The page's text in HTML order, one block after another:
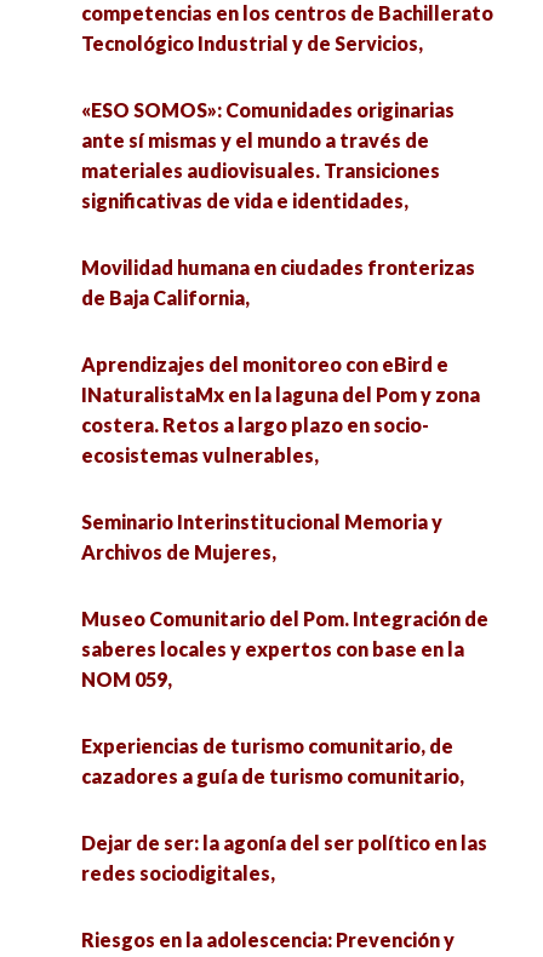
competencias en los centros de Bachillerato
Tecnológico Industrial y de Servicios,
«ESO SOMOS»: Comunidades originarias
ante sí mismas y el mundo a través de
materiales audiovisuales. Transiciones
significativas de vida e identidades,
Movilidad humana en ciudades fronterizas
de Baja California,
Aprendizajes del monitoreo con eBird e
INaturalistaMx en la laguna del Pom y zona
costera. Retos a largo plazo en socio-
ecosistemas vulnerables,
Seminario Interinstitucional Memoria y
Archivos de Mujeres,
Museo Comunitario del Pom. Integración de
saberes locales y expertos con base en la
NOM 059,
Experiencias de turismo comunitario, de
cazadores a guía de turismo comunitario,
Dejar de ser: la agonía del ser político en las
redes sociodigitales,
Riesgos en la adolescencia: Prevención y